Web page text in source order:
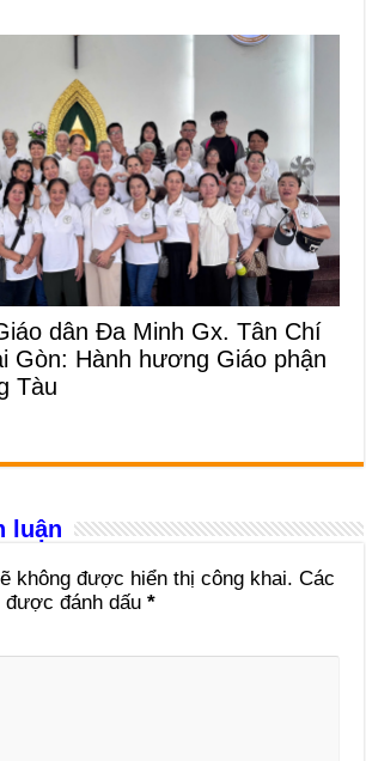
dân Đa Minh Gx. Tân Chí
Gòn: Hành hương Giáo phận
Tàu
luận
không được hiển thị công khai. Các
được đánh dấu*